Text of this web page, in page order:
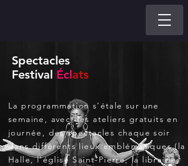
Spectacles
Festival Éclats
La programmation s’étale sur une
semaine, avec des ateliers gratuits en
journée, des spectacles chaque soir
dans différents lieux emblématiques (la
Halle, l’église Saint-Pierre, la librairie,